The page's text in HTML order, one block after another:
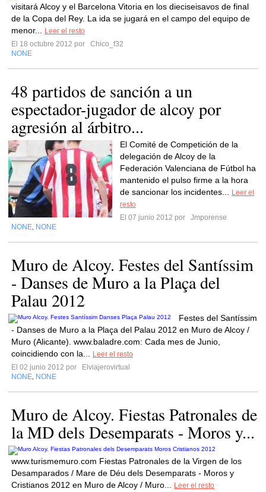
visitará Alcoy y el Barcelona Vitoria en los dieciseisavos de final
de la Copa del Rey. La ida se jugará en el campo del equipo de
menor...
Leer el resto
El 18 octubre 2012 por
Chico_f32
NONE
48 partidos de sanción a un
espectador-jugador de alcoy por
agresión al árbitro...
El Comité de Competición de la
delegación de Alcoy de la
Federación Valenciana de Fútbol ha
mantenido el pulso firme a la hora
de sancionar los incidentes...
Leer el
resto
El 07 junio 2012 por
Jmporense
NONE NONE
Muro de Alcoy. Festes del Santíssim
- Danses de Muro a la Plaça del
Palau 2012
Festes del Santíssim
- Danses de Muro a la Plaça del Palau 2012 en Muro de Alcoy /
Muro (Alicante). www.baladre.com: Cada mes de Junio,
coincidiendo con la...
Leer el resto
El 02 junio 2012 por
Elviajerovirtual
NONE NONE
Muro de Alcoy. Fiestas Patronales de
la MD dels Desemparats - Moros y...
www.turismemuro.com Fiestas Patronales de la Virgen de los
Desamparados / Mare de Déu dels Desemparats - Moros y
Cristianos 2012 en Muro de Alcoy / Muro...
Leer el resto